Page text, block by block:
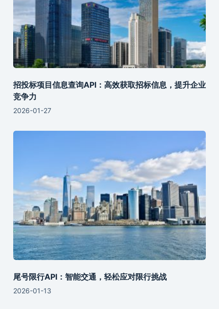
招投标项目信息查询API：高效获取招标信息，提升企业
竞争力
2026-01-27
尾号限行API：智能交通，轻松应对限行挑战
2026-01-13